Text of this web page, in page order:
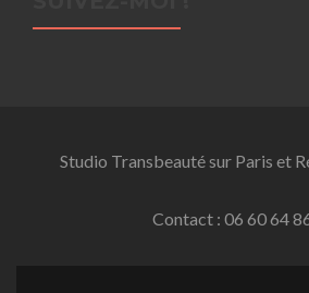
Studio Transbeauté sur Paris et
Contact : 06 60 64